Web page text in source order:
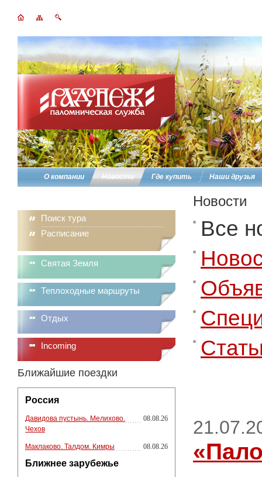
О компании Новости Где купить Наши друзья
Поиск тура
Расписание
Святая Земля
Теплоходные маршруты
Отдых
Incoming
Ближайшие поездки
Россия
Давидова пустынь. Мелихово.
Чехов
08.08.26
Маклаково. Талдом. Кимры 08.08.26
Ближнее зарубежье
Новости
Все